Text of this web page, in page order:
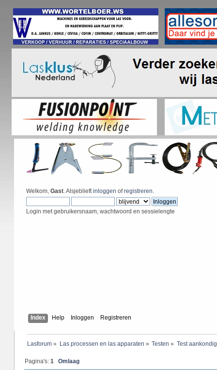
Welkom, Gast. Alsjeblieftinloggen ofregistreren.
Login met gebruikersnaam, wachtwoord en sessielengte
Index Help Inloggen Registreren
Lasforum» Las processen en las apparaten » Testen » Test
Pagina's:1 Omlaag